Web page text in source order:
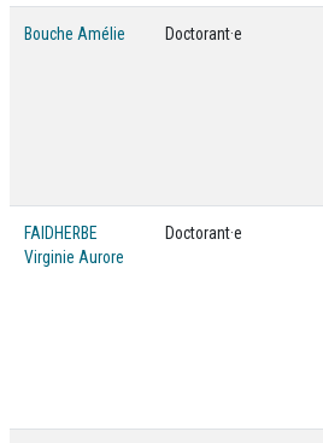
Bouche Amélie Doctorant·e
FAIDHERBE
Virginie Aurore
Doctorant·e